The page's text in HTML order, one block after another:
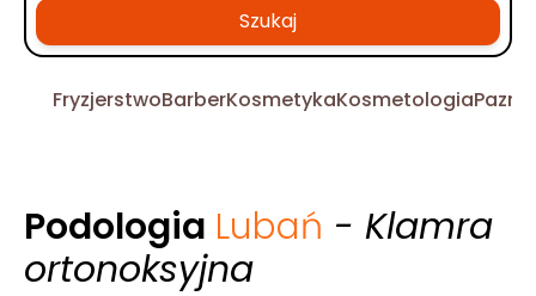
Szukaj
FryzjerstwoBarberKosmetykaKosmetologia
Podologia Lubań - Klamra
ortonoksyjna